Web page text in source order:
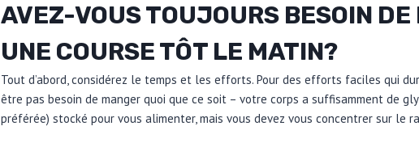
AVEZ-VOUS TOUJOURS BESOIN DE
UNE COURSE TÔT LE MATIN?
Tout d’abord, considérez le temps et les efforts. Pour des efforts faciles qui
être pas besoin de manger quoi que ce soit – votre corps a suffisamment de
préférée) stocké pour vous alimenter, mais vous devez vous concentrer sur le